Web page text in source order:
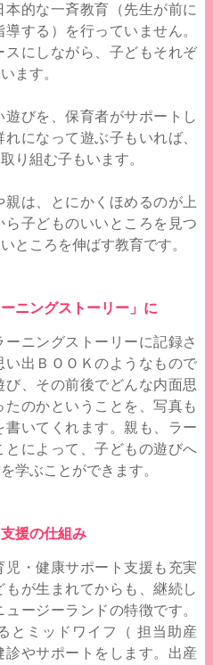
的な一斉教育（先生が前に
する）を行っていません。
スにしながら、子どもそれぞ
ます。
びを、保育者がサポートし
になって遊ぶ子もいれば、
り組む子もいます。
は、とにかくほめるのが上
子どものいいところを見つ
ところを伸ばす教育です。
ニングストーリー」に
ニングストーリーに記録さ
出ＢＯＯＫのようなもので
、その前後でどんな内面思
のかということを、写真も
いてくれます。親も、ラー
によって、子どもの遊びへ
学ぶことができます。
援の仕組み
・健康サポート支援も充実
もが生まれてからも、継続し
ージーランドの特徴です。
とミッドワイフ（ 担当助産
やサポートをします。出産